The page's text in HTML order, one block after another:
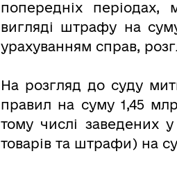
попередніх періодах,
вигляді штрафу на
урахуванням справ,
На розгляд до суду
правил на суму 1,45
тому числі заведених
товарів та штрафи) на